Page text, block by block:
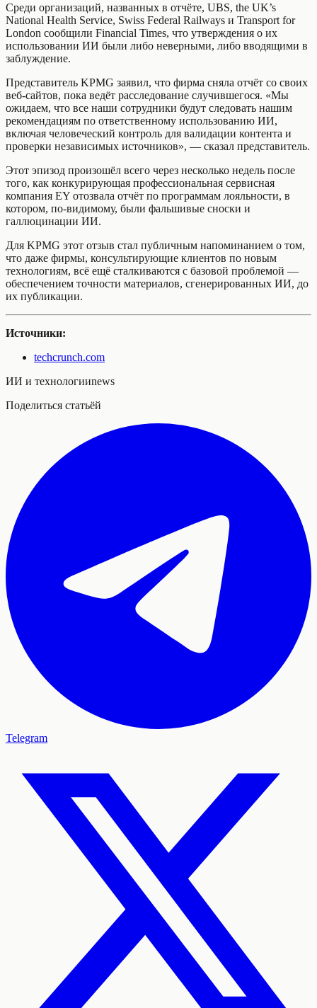
Среди организаций, названных в отчёте, UBS, the UK’s
National Health Service, Swiss Federal Railways и Transport for
London сообщили Financial Times, что утверждения о их
использовании ИИ были либо неверными, либо вводящими в
заблуждение.
Представитель KPMG заявил, что фирма сняла отчёт со своих
веб‑сайтов, пока ведёт расследование случившегося. «Мы
ожидаем, что все наши сотрудники будут следовать нашим
рекомендациям по ответственному использованию ИИ,
включая человеческий контроль для валидации контента и
проверки независимых источников», — сказал представитель.
Этот эпизод произошёл всего через несколько недель после
того, как конкурирующая профессиональная сервисная
компания EY отозвала отчёт по программам лояльности, в
котором, по-видимому, были фальшивые сноски и
галлюцинации ИИ.
Для KPMG этот отзыв стал публичным напоминанием о том,
что даже фирмы, консультирующие клиентов по новым
технологиям, всё ещё сталкиваются с базовой проблемой —
обеспечением точности материалов, сгенерированных ИИ, до
их публикации.
Источники:
techcrunch.com
ИИ и технологииnews
Поделиться статьёй
Telegram